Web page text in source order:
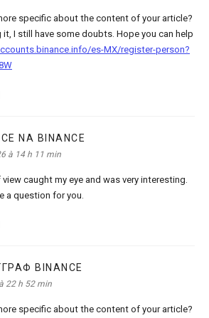
specific about the content of your article?
I still have some doubts. Hope you can help
es-MX/register-person?
NA BINANCE
à 14 h 11 min
caught my eye and was very interesting.
a question for you.
BINANCE
22 h 52 min
specific about the content of your article?